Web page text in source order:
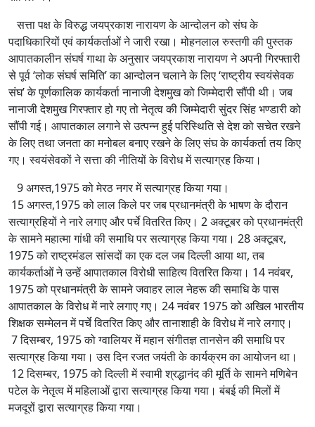
सत्ता पक्ष के विरुद्ध जयप्रकाश नारायण के आन्दोलन को संघ के
पदाधिकारियों एवं कार्यकर्ताओं ने जारी रखा। मोहनलाल रुस्तगी की पुस्तक
आपातकालीन संघर्ष गाथा के अनुसार जयप्रकाश नारायण ने अपनी गिरफ्तारी
से पूर्व ‘लोक संघर्ष समिति’ का आन्दोलन चलाने के लिए ‘राष्ट्रीय स्वयंसेवक
संघ’ के पूर्णकालिक कार्यकर्ता नानाजी देशमुख को जिम्मेदारी सौंपी थी। जब
नानाजी देशमुख गिरफ्तार हो गए तो नेतृत्व की जिम्मेदारी सुंदर सिंह भण्डारी को
सौंपी गई। आपातकाल लगाने से उत्पन्न हुई परिस्थिति से देश को सचेत रखने
के लिए तथा जनता का मनोबल बनाए रखने के लिए संघ के कार्यकर्ता तय किए
गए। स्वयंसेवकों ने सत्ता की नीतियों के विरोध में सत्याग्रह किया।
9 अगस्त,1975 को मेरठ नगर में सत्याग्रह किया गया।
15 अगस्त,1975 को लाल किले पर जब प्रधानमंत्री के भाषण के दौरान
सत्याग्रहियों ने नारे लगाए और पर्चे वितरित किए। 2 अक्टूबर को प्रधानमंत्री
के सामने महात्मा गांधी की समाधि पर सत्याग्रह किया गया। 28 अक्टूबर,
1975 को राष्ट्रमंडल सांसदों का एक दल जब दिल्ली आया था, तब
कार्यकर्ताओं ने उन्हें आपातकाल विरोधी साहित्य वितरित किया। 14 नवंबर,
1975 को प्रधानमंत्री के सामने जवाहर लाल नेहरू की समाधि के पास
आपातकाल के विरोध में नारे लगाए गए। 24 नवंबर 1975 को अखिल भारतीय
शिक्षक सम्मेलन में पर्चे वितरित किए और तानाशाही के विरोध में नारे लगाए।
7 दिसम्बर, 1975 को ग्वालियर में महान संगीतज्ञ तानसेन की समाधि पर
सत्याग्रह किया गया। उस दिन रजत जयंती के कार्यक्रम का आयोजन था।
12 दिसम्बर, 1975 को दिल्ली में स्वामी श्रद्धानंद की मूर्ति के सामने मणिबेन
पटेल के नेतृत्व में महिलाओं द्वारा सत्याग्रह किया गया। बंबई की मिलों में
मजदूरों द्वारा सत्याग्रह किया गया।